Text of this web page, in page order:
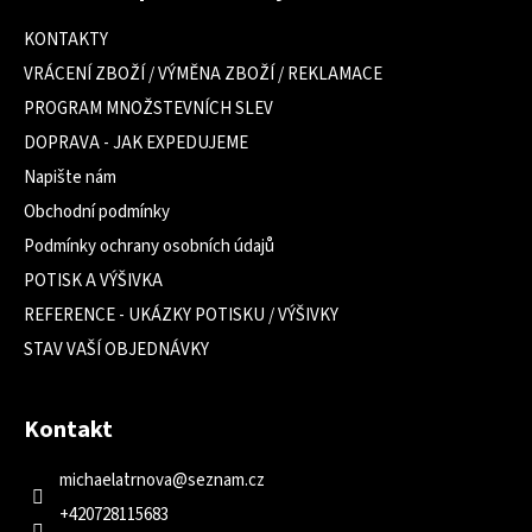
KONTAKTY
VRÁCENÍ ZBOŽÍ / VÝMĚNA ZBOŽÍ / REKLAMACE
PROGRAM MNOŽSTEVNÍCH SLEV
DOPRAVA - JAK EXPEDUJEME
Napište nám
Obchodní podmínky
Podmínky ochrany osobních údajů
POTISK A VÝŠIVKA
REFERENCE - UKÁZKY POTISKU / VÝŠIVKY
STAV VAŠÍ OBJEDNÁVKY
Kontakt
michaelatrnova@seznam.cz
+420728115683